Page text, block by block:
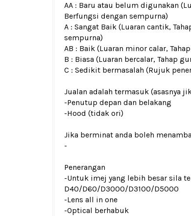
AA : Baru atau belum digunakan
Berfungsi dengan sempurna)
A : Sangat Baik (Luaran cantik,
sempurna)
AB : Baik (Luaran minor calar,
B : Biasa (Luaran bercalar, Tahap
C : Sedikit bermasalah (Rujuk
Jualan adalah termasuk (asasnya
-Penutup depan dan belakang
-Hood (tidak ori)
Jika berminat anda boleh
-
Penerangan
-Untuk imej yang lebih besar sila
D40/D60/D3000/D3100/D5000
-Lens all in one
-Optical berhabuk